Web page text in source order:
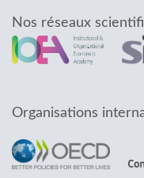
Nos réseaux
Organisations